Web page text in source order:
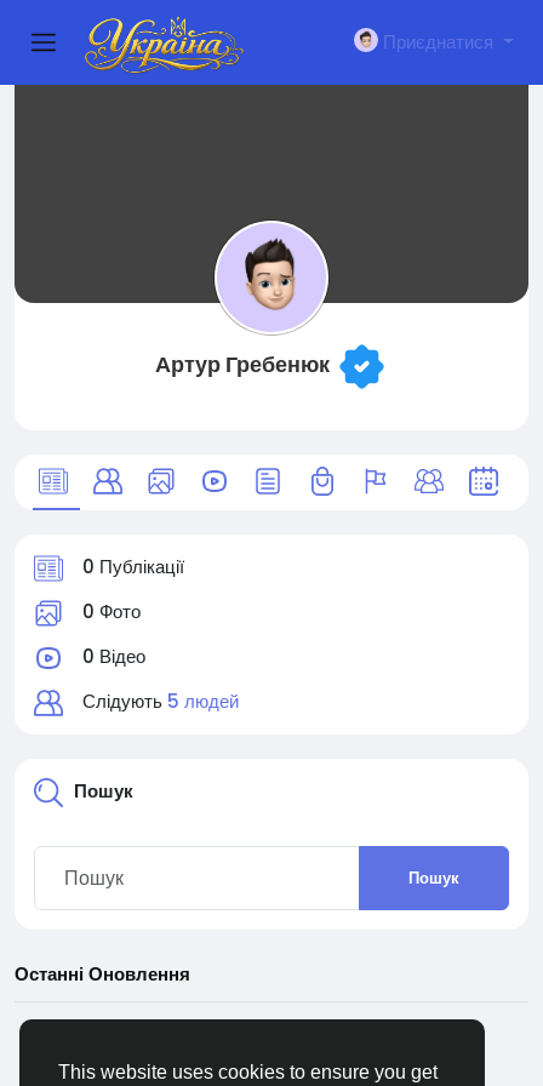
This website uses cookies to ensure you get
Приєднатися
Артур Гребенюк
0 Публікації
0 Фото
0 Відео
Слідують 5 людей
Пошук
Пошук
Останні Оновлення